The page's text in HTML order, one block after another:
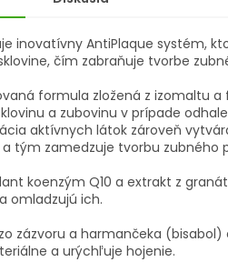
inovatívny AntiPlaque systém,
čím zabraňuje tvorbe
formula zložená z izomaltu
a zubovinu v prípade
aktívnych látok zároveň
tým zamedzuje tvorbu zubného
koenzým Q10 a extrakt z
omladzujú ich.
zázvoru a harmančeka
a urýchľuje hojenie.